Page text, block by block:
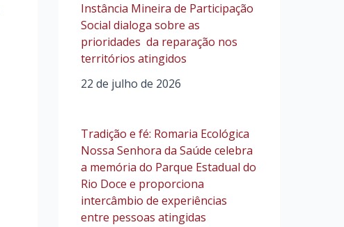
Instância Mineira de Participação
Social dialoga sobre as
prioridades da reparação nos
territórios atingidos
22 de julho de 2026
Tradição e fé: Romaria Ecológica
Nossa Senhora da Saúde celebra
a memória do Parque Estadual do
Rio Doce e proporciona
intercâmbio de experiências
entre pessoas atingidas